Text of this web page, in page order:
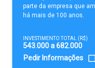
parte da empresa que
há mais de 100 anos.
INVESTIMENTO TOTAL (R$)
543.000 a 682.000
Pedir Informações